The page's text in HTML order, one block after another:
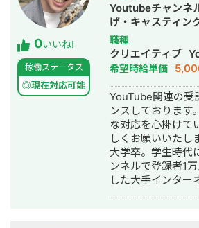
0いいね!
稼働ステータス
◎現在対応可能
Youtubeチャンネ
げ・キャスティン
編集
職種
クリエイティブ
希望時給単価
YouTube関連の受
ンスしております。 丁寧・迅速・柔軟
な対応を心掛けて
しくお願いいたします！ ■経
大学卒。学生時代
ンネルで登録者1
した大手インター